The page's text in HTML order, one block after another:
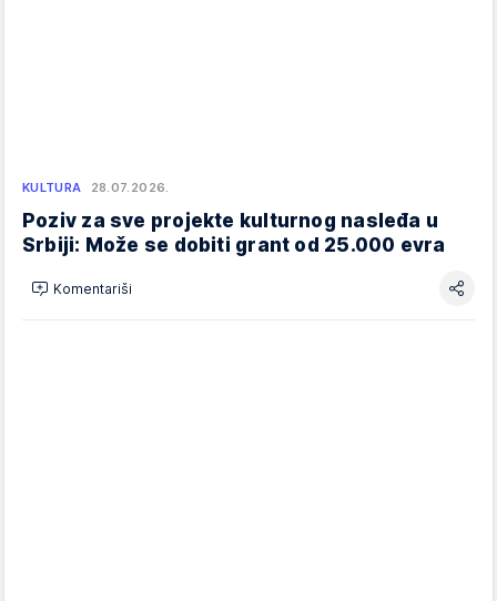
KULTURA 28.07.2026.
Poziv za sve projekte kulturnog nasleđa u
Srbiji: Može se dobiti grant od 25.000 evra
Komentariši